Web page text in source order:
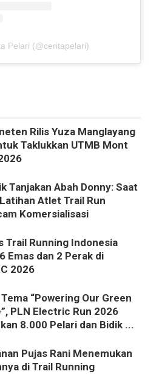
Pelari (@ceritapelari)
Rilis Yuza Manglayang
Taklukkan UTMB Mont
Tanjakan Abah Donny: Saat
Atlet Trail Run
Komersialisasi
Trail Running Indonesia
Emas dan 2 Perak di
2026
“Powering Our Green
PLN Electric Run 2026
8.000 Pelari dan Bidik ...
Pujas Rani Menemukan
di Trail Running